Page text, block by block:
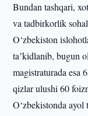
Bundan tashqari,
va tadbirkorlik
O‘zbekiston
taʼkidlanib, bugun
magistraturada esa
qizlar ulushi 60
O‘zbekistonda